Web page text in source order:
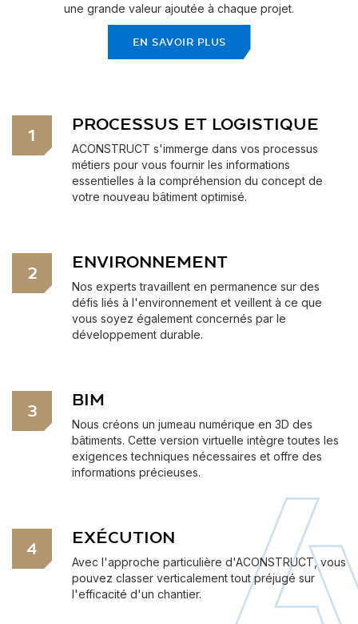
une grande valeur ajoutée à chaque projet.
EN SAVOIR PLUS
1
PROCESSUS ET LOGISTIQUE
ACONSTRUCT s'immerge dans vos processus
métiers pour vous fournir les informations
essentielles à la compréhension du concept de
votre nouveau bâtiment optimisé.
2
ENVIRONNEMENT
Nos experts travaillent en permanence sur des
défis liés à l'environnement et veillent à ce que
vous soyez également concernés par le
développement durable.
3
BIM
Nous créons un jumeau numérique en 3D des
bâtiments. Cette version virtuelle intègre toutes les
exigences techniques nécessaires et offre des
informations précieuses.
4
EXÉCUTION
Avec l'approche particulière d'ACONSTRUCT, vous
pouvez classer verticalement tout préjugé sur
l'efficacité d'un chantier.